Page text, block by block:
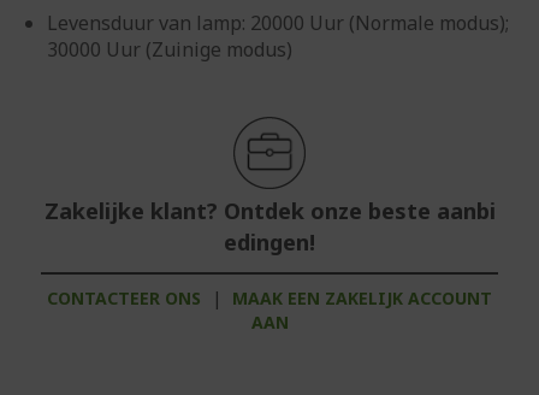
Levensduur van lamp: 20000 Uur (Normale modus);
30000 Uur (Zuinige modus)
Zakelijke klant? Ontdek onze beste aanbi
edingen!
CONTACTEER ONS |
MAAK EEN ZAKELIJK ACCOUNT
AAN